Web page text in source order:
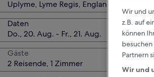
Daten
Do., 20. Aug. - Fr., 21. Aug.
Gäste
2 Reisende, 1 Zimmer
Wir und
z.B. auf
können
Partnern
Wir und